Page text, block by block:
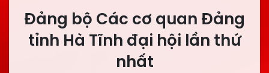
Đảng bộ Các cơ quan Đảng
tỉnh Hà Tĩnh đại hội lần thứ
nhất